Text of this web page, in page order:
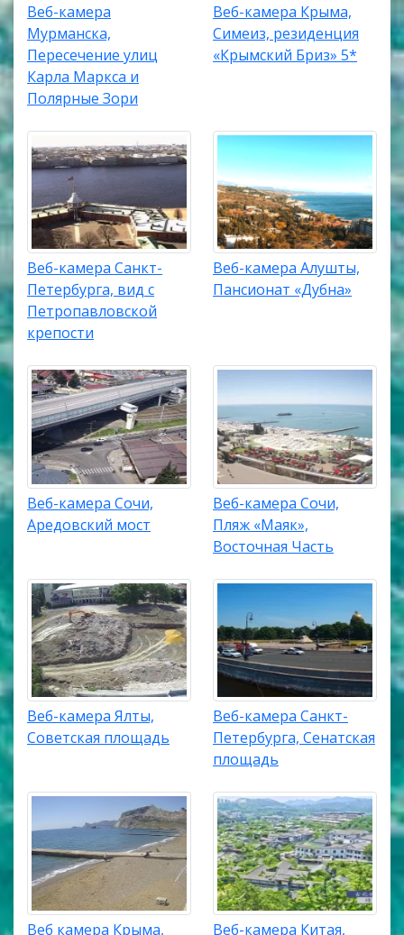
Веб-камера
Мурманска,
Пересечение улиц
Карла Маркса и
Полярные Зори
Веб-камера Крыма,
Симеиз, резиденция
«Крымский Бриз» 5*
Веб-камера Санкт-
Петербурга, вид с
Петропавловской
крепости
Веб-камера Алушты,
Пансионат «Дубна»
Веб-камера Сочи,
Аредовский мост
Веб-камера Сочи,
Пляж «Маяк»,
Восточная Часть
Веб-камера Ялты,
Советская площадь
Веб-камера Санкт-
Петербурга, Сенатская
площадь
Веб камера Крыма, Веб-камера Китая,